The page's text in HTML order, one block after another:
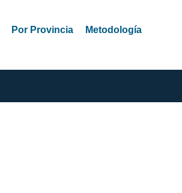
Por Provincia Metodología